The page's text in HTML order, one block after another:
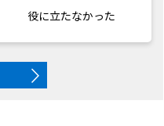
役に立たなかった